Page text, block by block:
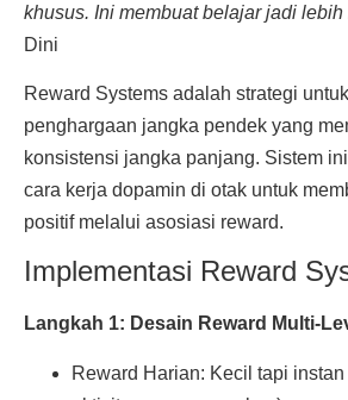
khusus. Ini membuat belajar jadi lebih
Dini
Reward Systems adalah strategi
penghargaan jangka pendek yang
konsistensi jangka panjang. Sistem
cara kerja dopamin di otak untuk
positif melalui asosiasi reward.
Implementasi Reward
Langkah 1: Desain Reward Multi-
Reward Harian: Kecil tapi